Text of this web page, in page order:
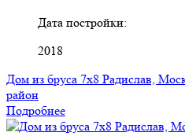
Дата постройки:
2018
Дом из бруса 7х8 Радислав,
район
Подробнее